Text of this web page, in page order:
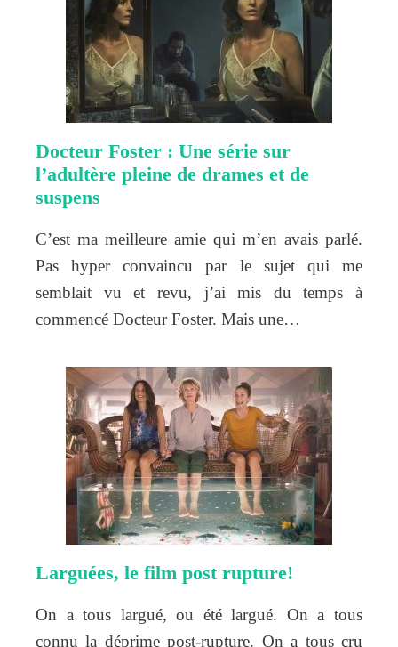
Docteur Foster : Une série sur
l’adultère pleine de drames et de
suspens
C’est ma meilleure amie qui m’en avais parlé.
Pas hyper convaincu par le sujet qui me
semblait vu et revu, j’ai mis du temps à
commencé Docteur Foster. Mais une…
Larguées, le film post rupture!
On a tous largué, ou été largué. On a tous
connu la déprime post-rupture. On a tous cru